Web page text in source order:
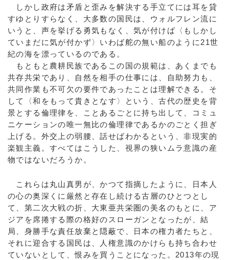
しかし政府は矛盾と歪みを解決する手立てには耳を貸
すゆとりすらなく、大多数の国民は、ウォルフレン流に
いうと、声を挙げる勇気もなく、気が付けば〈もしかし
ていまだに気が付かず〉いわば舵の無い船のように21世
紀の海を漂っているのである。
もともと農耕民族であるこの国の規範は、あくまでも
共存共栄であり、自然を相手の仕事には、自助努力も、
共同作業も不可欠の要件であったことは理解できる。そ
して〈和をもって貴きとなす〉という、古代の歴史を背
景とする倫理律を、ことあるごとに持ち出して、コミュ
ニケーションの唯一無比の倫理律であるかのごとく担ぎ
上げる。外交上の弱腰、話せばわかるという、非現実的
楽観主義。すべてはこうした、視界の狭いムラ意識の産
物ではないだろうか。
これらは丸山真男が、かつて指摘したように、日本人
の心の奥深くに厳然と存在し続ける古層のひとつとし
て、第二次大戦の折、大東亜共栄圏の美名のもとに、ア
ジアを席捲する際の格好のスローガンとなったが、結
局、身勝手な責任放棄と隠蔽で、日本の権力者たちと、
それに迎合する国民は、人権意識のかけらも持ち合わせ
ていないとして、恨みを買うことになった。2013年の現